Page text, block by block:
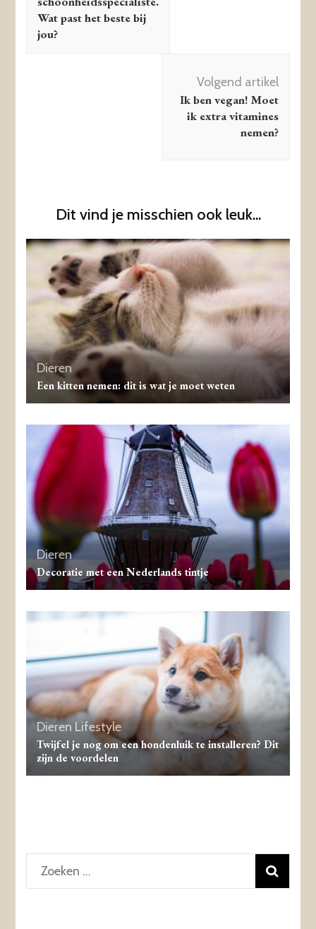
Wat past het beste bij
jou?
Volgend artikel
Ik ben vegan! Moet
ik extra vitamines
nemen?
Dit vind je misschien ook leuk...
Dieren
Een kitten nemen: dit is wat je moet weten
Dieren
Decoratie met een Nederlands tintje
Dieren Lifestyle
Twijfel je nog om een ​​hondenluik te installeren? Dit
zijn de voordelen
Zoeken
naar: